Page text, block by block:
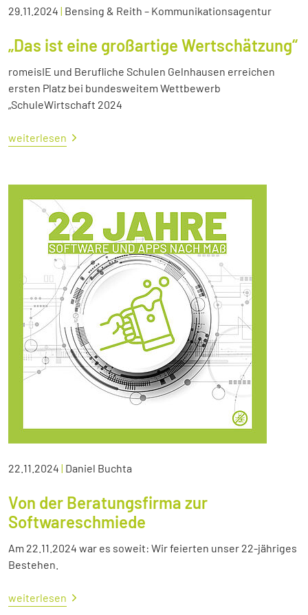
29.11.2024 | Bensing & Reith – Kommunikationsagentur
„Das ist eine großartige Wertschätzung“
romeisIE und Berufliche Schulen Gelnhausen erreichen
ersten Platz bei bundesweitem Wettbewerb
„SchuleWirtschaft 2024
weiterlesen
22.11.2024 | Daniel Buchta
Von der Beratungsfirma zur
Softwareschmiede
Am 22.11.2024 war es soweit: Wir feierten unser 22-jähriges
Bestehen.
weiterlesen